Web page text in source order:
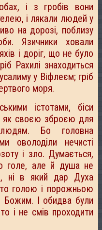
і з гробів вони
і лякали людей у
на дорозі, поблизу
Язичники ховали
і доріг, що не було
Рахилі знаходиться
у Віфлеєм; гріб
моря.
істотами, біси
як своєю зброєю для
Бо головна
оволоділи нечисті
і зло. Думається,
голе, але й душа не
ні в який дар Духа
голою і порожньою
І обидва були
і не смів проходити